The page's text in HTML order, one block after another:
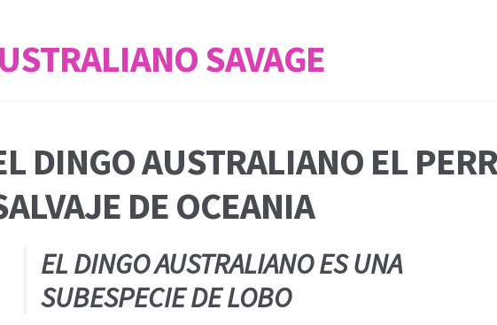
SAVAGE
DINGO AUSTRALIANO EL
DE OCEANIA
EL DINGO AUSTRALIANO ES UNA
SUBESPECIE DE LOBO